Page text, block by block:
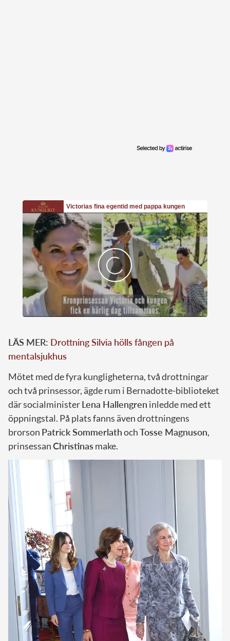
LÄS MER: Drottning Silvia hölls fången på
mentalsjukhus
Mötet med de fyra kungligheterna, två drottningar
och två prinsessor, ägde rum i Bernadotte-biblioteket
där socialministerLena Hallengren inledde med ett
öppningstal. På plats fanns även drottningens
brorson Patrick SommerlathochTosse Magnuson,
prinsessanChristinas make.